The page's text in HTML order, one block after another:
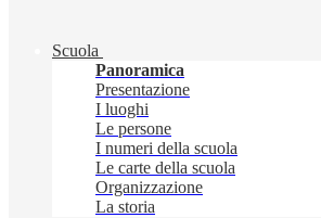
Scuola
Panoramica
Presentazione
I luoghi
Le persone
I numeri della scuola
Le carte della scuola
Organizzazione
La storia